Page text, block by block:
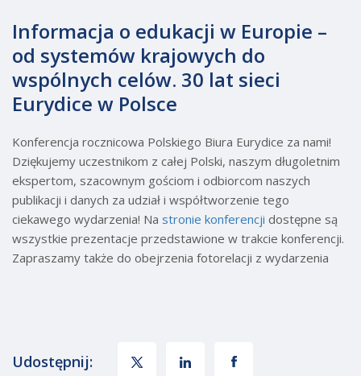
Informacja o edukacji w Europie –
od systemów krajowych do
wspólnych celów. 30 lat sieci
Eurydice w Polsce
Konferencja rocznicowa Polskiego Biura Eurydice za nami!
Dziękujemy uczestnikom z całej Polski, naszym długoletnim
ekspertom, szacownym gościom i odbiorcom naszych
publikacji i danych za udział i współtworzenie tego
ciekawego wydarzenia! Na stronie konferencji dostępne są
wszystkie prezentacje przedstawione w trakcie konferencji.
Zapraszamy także do obejrzenia fotorelacji z wydarzenia
Udostępnij: